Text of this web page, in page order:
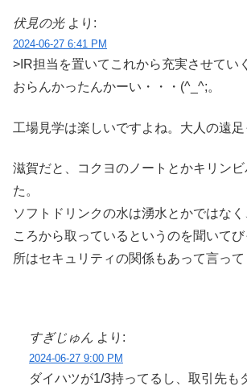
伏見の光 より:
2024-06-27 6:41 PM
>IR担当を置いてこれから充実させてい
おらんかったんかーい・・・(^_^;。
工場見学は楽しいですよね。大人の遠足
滋賀だと、コクヨのノートとかキリン
た。
ソフトドリンクの水は湧水とかではな
ころから取っているというのを聞いて
所はセキュリティの関係もあって言って
すぎじゅん より:
2024-06-27 9:00 PM
ダイハツが1/3持ってるし、取引先も